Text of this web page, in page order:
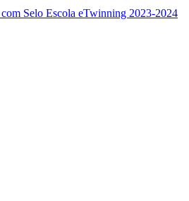
Selo Escola eTwinning 2023-2024